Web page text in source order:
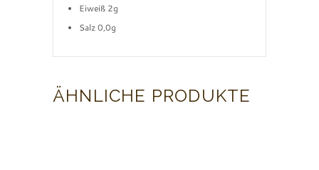
Eiweiß 2g
Salz 0,0g
ÄHNLICHE PRODUKTE